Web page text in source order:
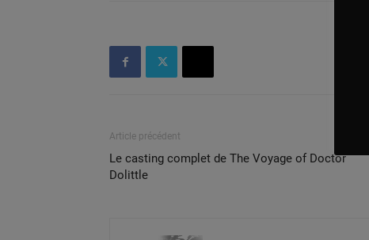
Article précédent
Le casting complet de The Voyage of Doctor
Dolittle